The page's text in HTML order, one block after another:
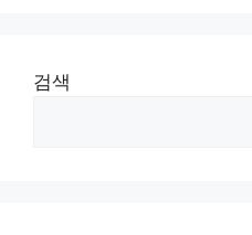
검색